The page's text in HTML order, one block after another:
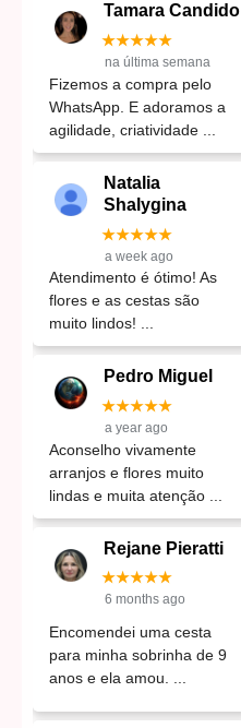
Tamara Candido
★★★★★
na última semana
Fizemos a compra pelo
WhatsApp. E adoramos a
agilidade, criatividade
Natalia
Shalygina
★★★★★
a week ago
Atendimento é ótimo! As
flores e as cestas são
muito lindos!
Pedro Miguel
★★★★★
a year ago
Aconselho vivamente
arranjos e flores muito
lindas e muita atenção
Rejane Pieratti
★★★★★
6 months ago
Encomendei uma cesta
para minha sobrinha de 9
anos e ela amou.